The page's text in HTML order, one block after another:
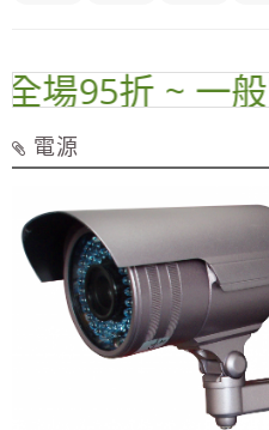
95折 ~ 一般
電源